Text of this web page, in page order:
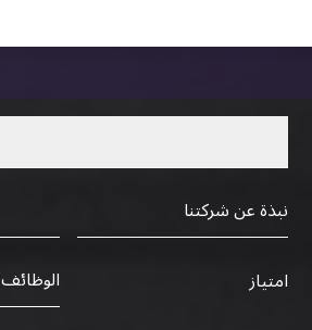
نبذة عن شركتنا
امتياز
الوظائف